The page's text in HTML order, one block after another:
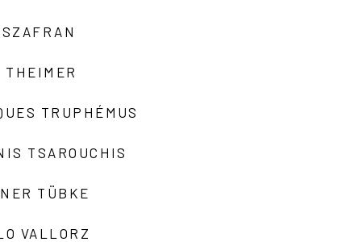
THEIMER
TRUPHÉMUS
TSAROUCHIS
TÜBKE
VALLORZ